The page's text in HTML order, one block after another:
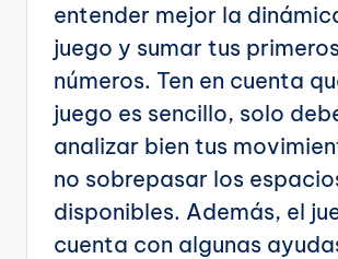
entender mejor la
juego y sumar tus
números. Ten en cuenta
juego es sencillo, solo
analizar bien tus
no sobrepasar los
disponibles. Además, el
cuenta con algunas